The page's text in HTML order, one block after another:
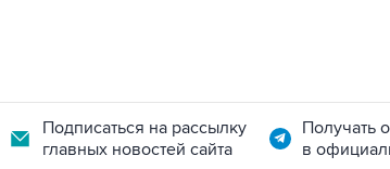
Подписаться на рассылку
главных новостей сайта
Получать
в